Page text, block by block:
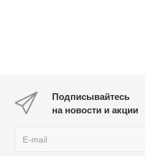
Подписывайтесь
на новости и акции